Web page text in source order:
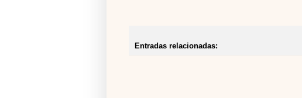
Entradas relacionadas: